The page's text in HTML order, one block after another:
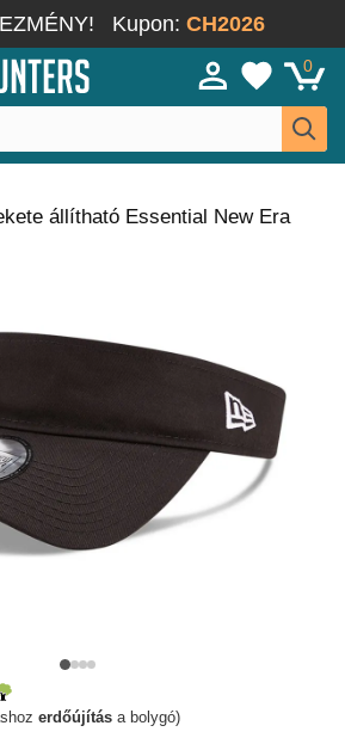
Kupon: CH2026
0
állítható Essential New Era
erdőújítás a bolygó)